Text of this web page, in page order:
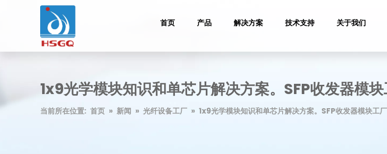
首页 产品 解决方案 技术支持 关于我们
1x9光学模块知识和单芯片解决方案。SFP收发器模
当前所在位置: 首页 » 新闻 » 光纤设备工厂 » 1x9光学模块知识和单芯片解决方案。SFP收发器模块工厂